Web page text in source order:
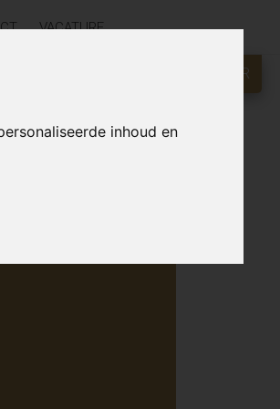
inhoud en
VACATURE
KLIK HIER